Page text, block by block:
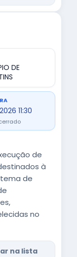
DE
11:30
de
à
de
no
na lista